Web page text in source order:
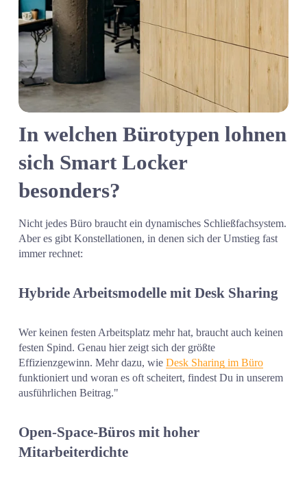
In welchen Bürotypen lohnen
sich Smart Locker
besonders?
Nicht jedes Büro braucht ein dynamisches Schließfachsystem.
Aber es gibt Konstellationen, in denen sich der Umstieg fast
immer rechnet:
Hybride Arbeitsmodelle mit Desk Sharing
Wer keinen festen Arbeitsplatz mehr hat, braucht auch keinen
festen Spind. Genau hier zeigt sich der größte
Effizienzgewinn. Mehr dazu, wie Desk Sharing im Büro
funktioniert und woran es oft scheitert, findest Du in unserem
ausführlichen Beitrag."
Open-Space-Büros mit hoher
Mitarbeiterdichte